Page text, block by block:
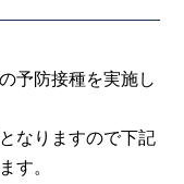
予防接種を実施し
なりますので下記
す。